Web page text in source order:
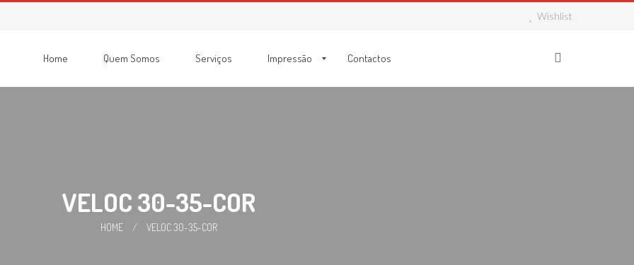
Wishlist
Home Quem Somos Serviços Impressão Contactos
VELOC 30-35-COR
HOME / VELOC 30-35-COR